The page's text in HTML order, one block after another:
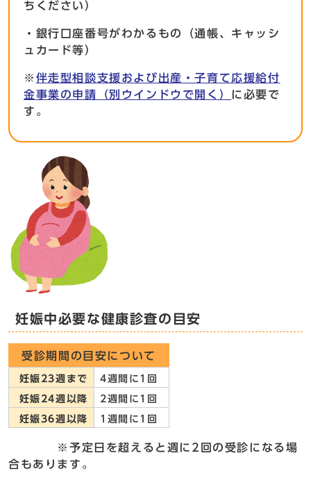
ちください）
・銀行口座番号がわかるもの（通帳、キャッシ
ュカード等）
※ 伴走型相談支援および出産・子育て応援給付
金事業の申請
（別ウインドウで開く） に必要で
す。
妊娠中必要な健康診査の目安
受診期間の目安について
妊娠23週まで 4週間に1回
妊娠24週以降 2週間に1回
妊娠36週以降 1週間に1回
※予定日を超えると週に2回の受診になる場
合もあります。